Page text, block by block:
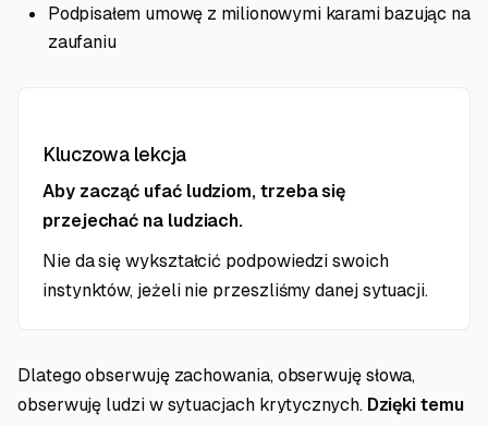
Podpisałem umowę z milionowymi karami bazując na
zaufaniu
Kluczowa lekcja
Aby zacząć ufać ludziom, trzeba się
przejechać na ludziach.
Nie da się wykształcić podpowiedzi swoich
instynktów, jeżeli nie przeszliśmy danej sytuacji.
Dlatego obserwuję zachowania, obserwuję słowa,
obserwuję ludzi w sytuacjach krytycznych. Dzięki temu